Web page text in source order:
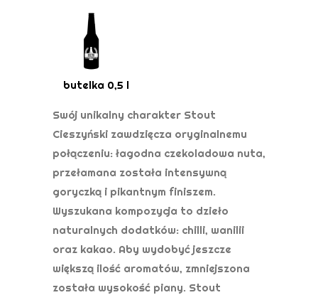
butelka 0,5 l
Swój unikalny charakter Stout
Cieszyński zawdzięcza oryginalnemu
połączeniu: łagodna czekoladowa nuta,
przełamana została intensywną
goryczką i pikantnym finiszem.
Wyszukana kompozycja to dzieło
naturalnych dodatków: chilli, wanilii
oraz kakao. Aby wydobyć jeszcze
większą ilość aromatów, zmniejszona
została wysokość piany. Stout